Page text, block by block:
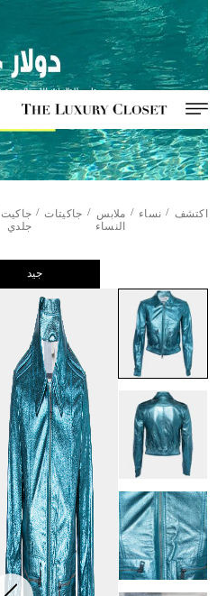
اكتشف / نساء / ملابس
النساء
/ جاكيتات / جاكيت
جلدي
جيد